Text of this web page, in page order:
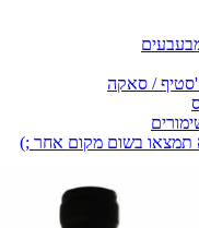
/ סאקה
תמצאו בשום מקום אחר ;)